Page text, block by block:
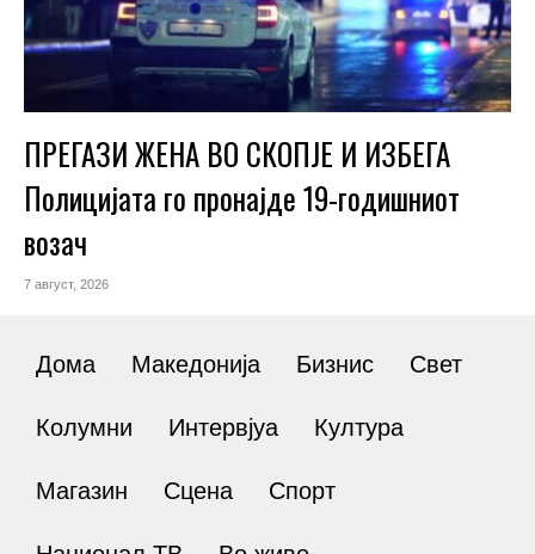
ПРЕГАЗИ ЖЕНА ВО СКОПЈЕ И ИЗБЕГА
Полицијата го пронајде 19-годишниот
возач
7 август, 2026
Дома Македонија Бизнис Свет
Колумни Интервјуа Култура
Магазин Сцена Спорт